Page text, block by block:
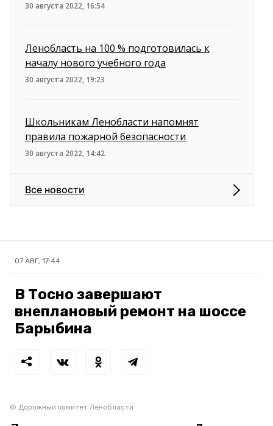
30 августа 2022, 16:54
Ленобласть на 100 % подготовилась к
началу нового учебного года
30 августа 2022, 19:23
Школьникам Ленобласти напомнят
правила пожарной безопасности
30 августа 2022, 14:42
Все новости
07 АВГ, 17:44
В Тосно завершают
внеплановый ремонт на шоссе
Барыбина
© Дорожный комитет Ленобласти